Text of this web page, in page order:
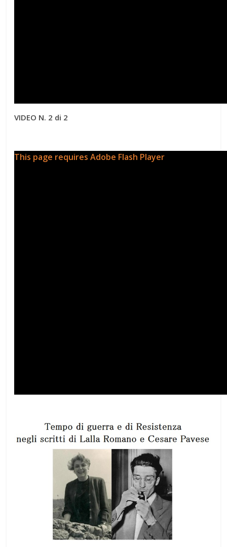
VIDEO N. 2 di 2
This page requires Adobe Flash Player